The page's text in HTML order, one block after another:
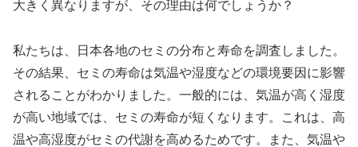
大きく異なりますが、その理由は何でしょうか？
私たちは、日本各地のセミの分布と寿命を調査しました。
その結果、セミの寿命は気温や湿度などの環境要因に影響
されることがわかりました。一般的には、気温が高く湿度
が高い地域では、セミの寿命が短くなります。これは、高
温や高湿度がセミの代謝を高めるためです。また、気温や